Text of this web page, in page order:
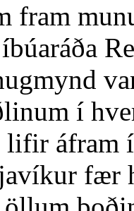
fram
í
áfram
fær